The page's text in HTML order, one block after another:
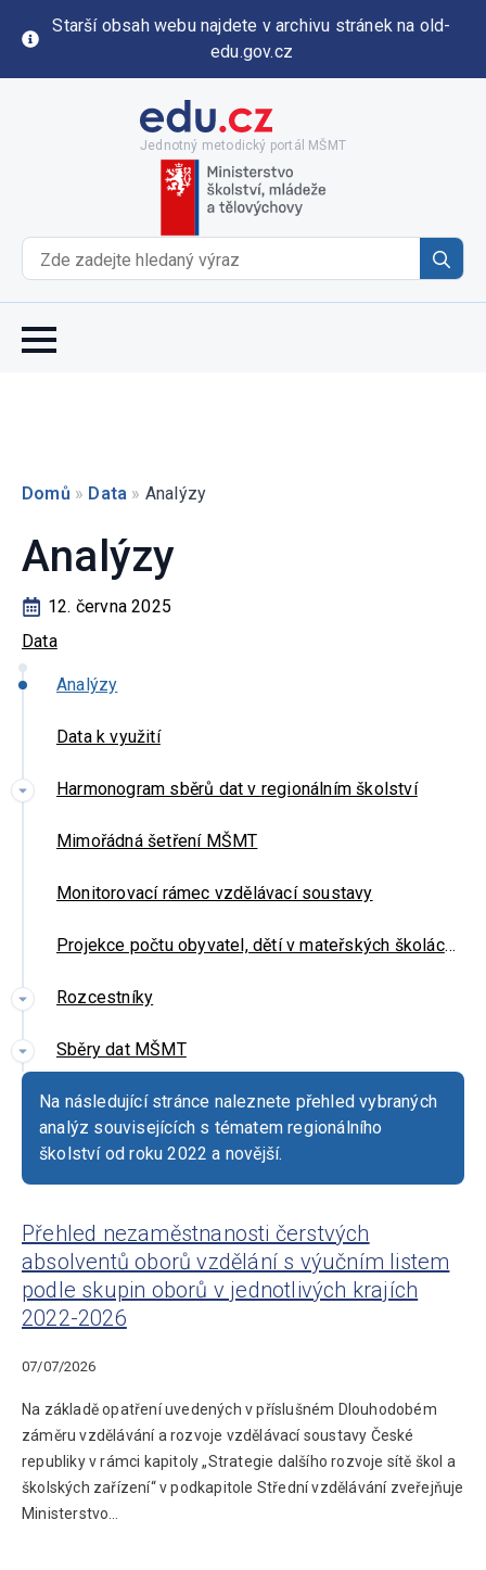
Starší obsah webu najdete v archivu stránek na old-
edu.gov.cz
Jednotný metodický portál MŠMT
for:
Domů » Data » Analýzy
Analýzy
12. června 2025
Data
Analýzy
Data k využití
Harmonogram sběrů dat v regionálním školství
Mimořádná šetření MŠMT
Monitorovací rámec vzdělávací soustavy
Projekce počtu obyvatel, dětí v mateřských školách a žáků při nástupu na základní a střední školu do roku 2035
Rozcestníky
Sběry dat MŠMT
Na následující stránce naleznete přehled vybraných
analýz souvisejících s tématem regionálního
školství od roku 2022 a novější.
Přehled nezaměstnanosti čerstvých
absolventů oborů vzdělání s výučním listem
podle skupin oborů v jednotlivých krajích
2022-2026
07/07/2026
Na základě opatření uvedených v příslušném Dlouhodobém
záměru vzdělávání a rozvoje vzdělávací soustavy České
republiky v rámci kapitoly „Strategie dalšího rozvoje sítě škol a
školských zařízení“ v podkapitole Střední vzdělávání zveřejňuje
Ministerstvo…